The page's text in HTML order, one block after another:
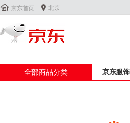
 京东首页  北京
全部商品分类 京东服饰